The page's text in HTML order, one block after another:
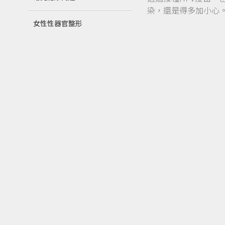
女性性器官整形
染，還是得多加小心